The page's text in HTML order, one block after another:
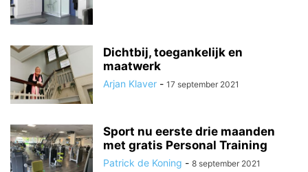
Dichtbij, toegankelijk en
maatwerk
Arjan Klaver - 17 september 2021
Sport nu eerste drie maanden
met gratis Personal Training
Patrick de Koning - 8 september 2021